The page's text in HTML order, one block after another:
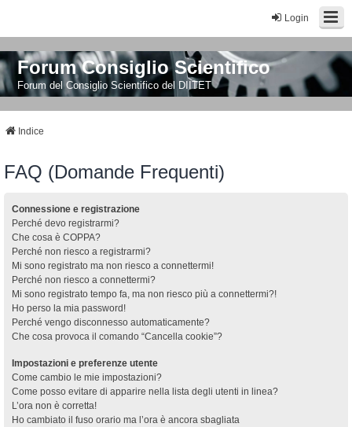
Login
Forum Consiglio Scientifico
Forum del Consiglio Scientifico del DIITET
Indice
FAQ (Domande Frequenti)
Connessione e registrazione
Perché devo registrarmi?
Che cosa è COPPA?
Perché non riesco a registrarmi?
Mi sono registrato ma non riesco a connettermi!
Perché non riesco a connettermi?
Mi sono registrato tempo fa, ma non riesco più a connettermi?!
Ho perso la mia password!
Perché vengo disconnesso automaticamente?
Che cosa provoca il comando “Cancella cookie”?
Impostazioni e preferenze utente
Come cambio le mie impostazioni?
Come posso evitare di apparire nella lista degli utenti in linea?
L’ora non è corretta!
Ho cambiato il fuso orario ma l’ora è ancora sbagliata